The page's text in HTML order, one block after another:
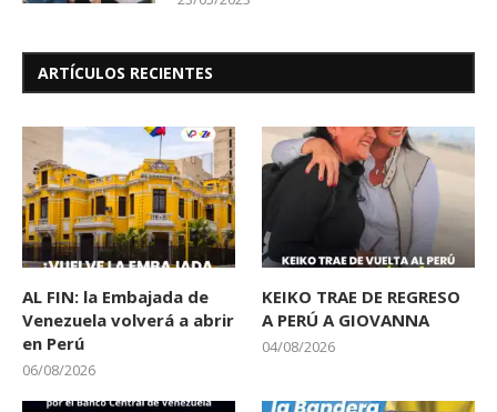
ARTÍCULOS RECIENTES
AL FIN: la Embajada de
Venezuela volverá a abrir
en Perú
06/08/2026
KEIKO TRAE DE REGRESO
A PERÚ A GIOVANNA
04/08/2026